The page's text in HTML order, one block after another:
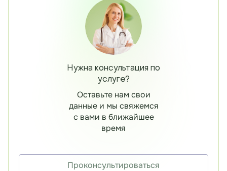
Нужна консультация по
услуге?
Оставьте нам свои
данные и мы свяжемся
с вами в ближайшее
время
Проконсультироваться